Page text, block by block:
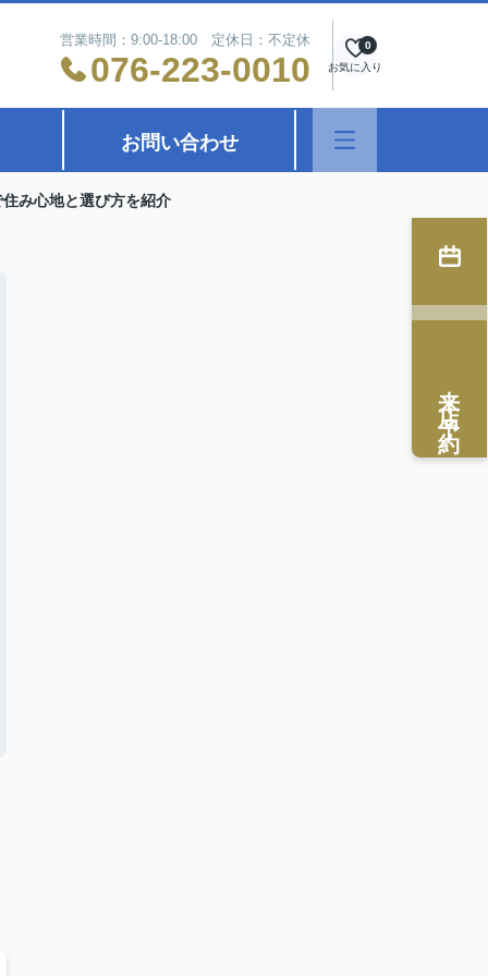
営業時間：9:00-18:00 定休日：不定休
076-223-0010 お気に入り
0
お問い合わせ
み心地と選び方を紹介
来店予約